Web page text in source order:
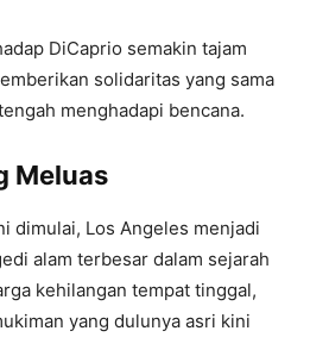
DiCaprio semakin tajam
solidaritas yang sama
menghadapi bencana.
Meluas
dimulai, Los Angeles menjadi
alam terbesar dalam sejarah
kehilangan tempat tinggal,
yang dulunya asri kini